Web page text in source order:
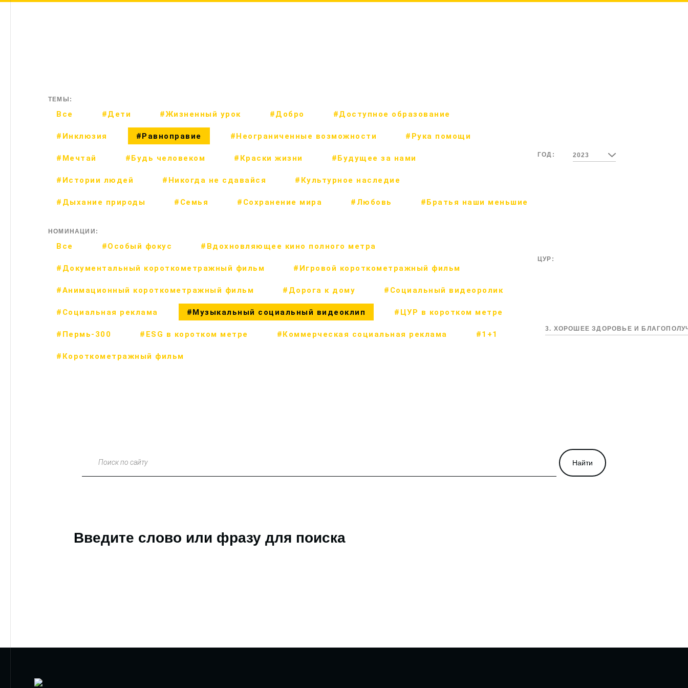
ТЕМЫ:
Все #Дети #Жизненный урок #Добро #Доступное образование
#Инклюзия #Равноправие #Неограниченные возможности #Рука помощи
#Мечтай #Будь человеком #Краски жизни #Будущее за нами
#Истории людей #Никогда не сдавайся #Культурное наследие
#Дыхание природы #Семья #Сохранение мира #Любовь #Братья наши меньшие
ГОД: 2023
НОМИНАЦИИ:
Все #Особый фокус #Вдохновляющее кино полного метра
#Документальный короткометражный фильм #Игровой короткометражный фильм
#Анимационный короткометражный фильм #Дорога к дому #Социальный видеоролик
#Социальная реклама #Музыкальный социальный видеоклип #ЦУР в коротком метре
#Пермь-300 #ESG в коротком метре #Коммерческая социальная реклама #1+1
#Короткометражный фильм
ЦУР:
3. ХОРОШЕЕ ЗДОРОВЬЕ И
Поиск по сайту Найти
Введите слово или фразу для поиска